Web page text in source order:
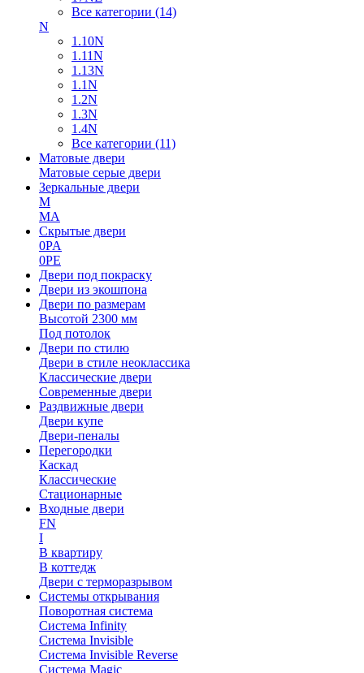
Все категории (14)
N
1.10N
1.11N
1.13N
1.1N
1.2N
1.3N
1.4N
Все категории (11)
Матовые двери
Матовые серые двери
Зеркальные двери
M
MA
Скрытые двери
0PA
0PE
Двери под покраску
Двери из экошпона
Двери по размерам
Высотой 2300 мм
Под потолок
Двери по стилю
Двери в стиле неоклассика
Классические двери
Современные двери
Раздвижные двери
Двери купе
Двери-пеналы
Перегородки
Каскад
Классические
Стационарные
Входные двери
FN
I
В квартиру
В коттедж
Двери с терморазрывом
Системы открывания
Поворотная система
Система Infinity
Система Invisible
Система Invisible Reverse
Система Magic